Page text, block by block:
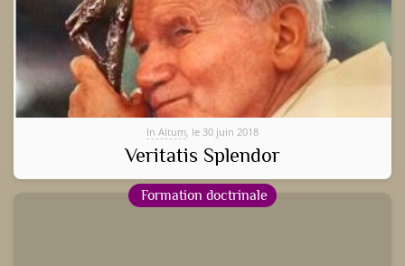
In Altum, le 30 juin 2018
Veritatis Splendor
Formation doctrinale